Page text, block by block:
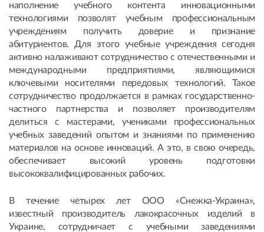
наполнение учебного контента инновационными
технологиями позволят учебным профессиональным
учреждениям получить доверие и признание
абитуриентов. Для этого учебные учреждения сегодня
активно налаживают сотрудничество с отечественными и
международными предприятиями, являющимися
ключевыми носителями передовых технологий. Такое
сотрудничество продолжается в рамках государственно-
частного партнерства и позволяет производителям
делиться с мастерами, учениками профессиональных
учебных заведений опытом и знаниями по применению
материалов на основе инноваций. А это, в свою очередь,
обеспечивает высокий уровень подготовки
высококвалифицированных рабочих.
В течение четырех лет ООО «Снежка-Украина»,
известный производитель лакокрасочных изделий в
Украине, сотрудничает с учебными заведениями